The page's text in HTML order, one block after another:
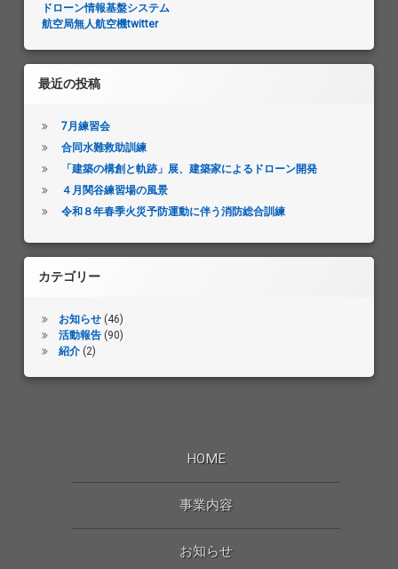
ドローン情報基盤システム
航空局無人航空機twitter
最近の投稿
7月練習会
合同水難救助訓練
「建築の構創と軌跡」展、建築家によるドローン開発
４月関谷練習場の風景
令和８年春季火災予防運動に伴う消防総合訓練
カテゴリー
お知らせ (46)
活動報告 (90)
紹介 (2)
HOME
事業内容
お知らせ